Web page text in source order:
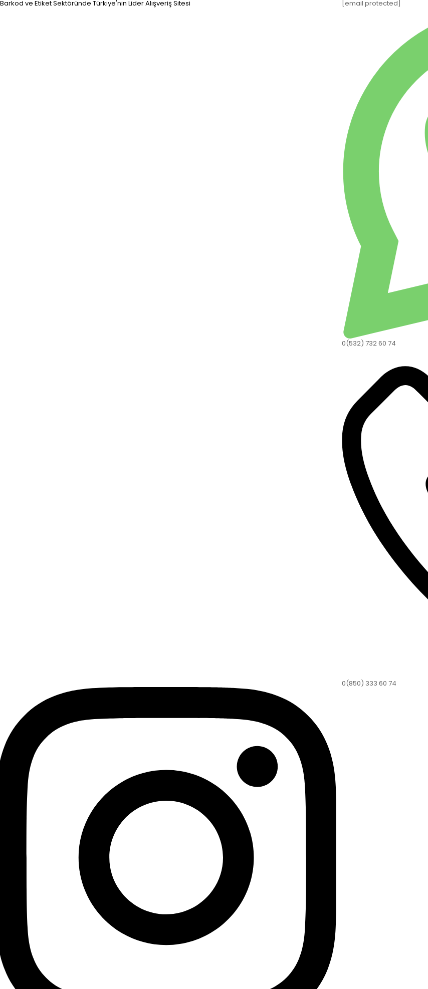
Barkod ve Etiket Sektöründe Türkiye'nin Lider Alışveriş Sitesi [email protected]
0(532) 732 60 74
0(850) 333 60 74